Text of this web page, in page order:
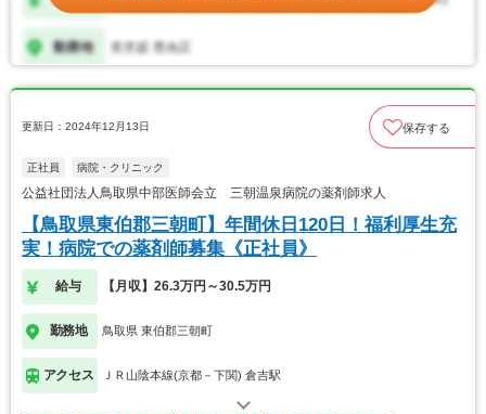
更新日：2024年12月13日 保存する
正社員 病院・クリニック
公益社団法人鳥取県中部医師会立 三朝温泉病院の薬剤師求人
【鳥取県東伯郡三朝町】年間休日120日！福利厚生充
実！病院での薬剤師募集《正社員》
給与 【月収】26.3万円～30.5万円
勤務地 鳥取県 東伯郡三朝町
アクセス ＪＲ山陰本線(京都－下関) 倉吉駅